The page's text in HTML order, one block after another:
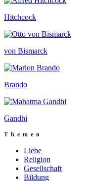
Hitchcock
von Bismarck
Brando
Gandhi
Themen
Liebe
Religion
Gesellschaft
Bildung